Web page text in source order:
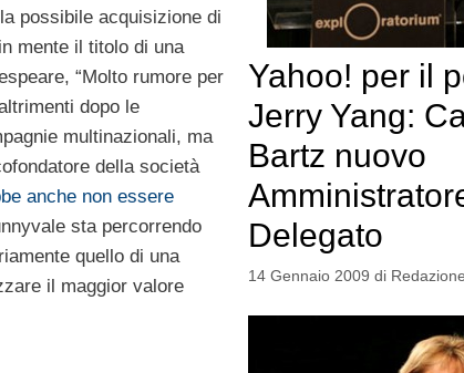
possibile acquisizione di
mente il titolo di una
“Molto rumore per
dopo le
multinazionali, ma
della società
anche non essere
sta percorrendo
quello di una
il maggior valore
Yahoo! per il
Jerry Yang:
Bartz nuovo
Delegato
14 Gennaio 2009 di Redazione